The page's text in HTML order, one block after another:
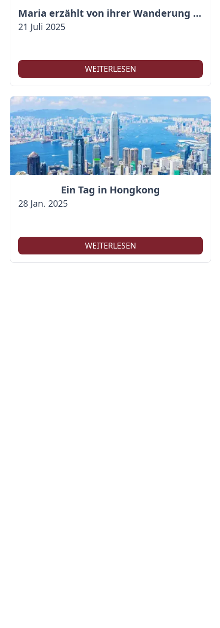
Maria erzählt von ihrer Wanderung auf der Großen Mauer
21 Juli 2025
WEITERLESEN
Ein Tag in Hongkong
28 Jan. 2025
WEITERLESEN